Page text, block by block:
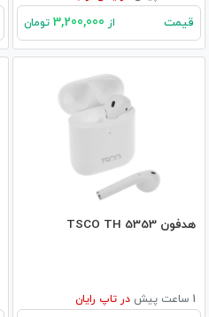
قیمت از تومان
هدفون TSCO TH 5353
1 ساعت پیش در تاپ رایان